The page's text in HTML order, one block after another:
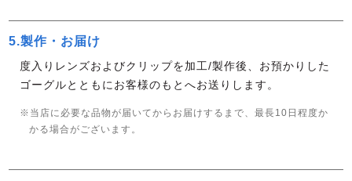
5.製作・お届け
度入りレンズおよびクリップを加工/製作後、お預かりした
ゴーグルとともにお客様のもとへお送りします。
※当店に必要な品物が届いてからお届けするまで、最長10日程度か
かる場合がございます。